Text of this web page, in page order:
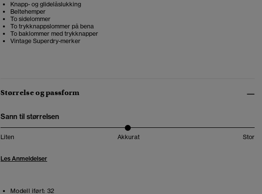
Knapp- og glidelåslukking
Beltehemper
To sidelommer
To trykknappslommer på bena
To baklommer med trykknapper
Vintage Superdry-merker
Størrelse og passform
Sann til størrelsen
Liten Akkurat Stor
Les Anmeldelser
Modell iført: 32